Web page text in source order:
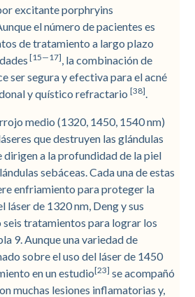
excitante porphryins
el número de pacientes es
de tratamiento a largo plazo
[15—17] , la combinación de
ser segura y efectiva para el acné
y quístico refractario[38]
medio (1320, 1450, 1540 nm)
que destruyen las glándulas
dirigen a la profundidad de la piel
sebáceas. Cada una de estas
enfriamiento para proteger la
láser de 1320 nm, Deng y sus
tratamientos para lograr los
9. Aunque una variedad de
sobre el uso del láser de 1450
en un estudio[23] se acompañó
muchas lesiones inflamatorias y,